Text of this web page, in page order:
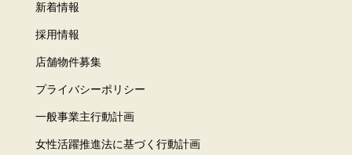
新着情報
採用情報
店舗物件募集
プライバシーポリシー
一般事業主行動計画
女性活躍推進法に基づく行動計画